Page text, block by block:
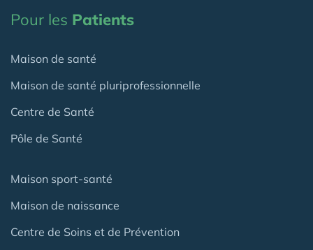
Pour les Patients
Maison de santé
Maison de santé pluriprofessionnelle
Centre de Santé
Pôle de Santé
Maison sport-santé
Maison de naissance
Centre de Soins et de Prévention